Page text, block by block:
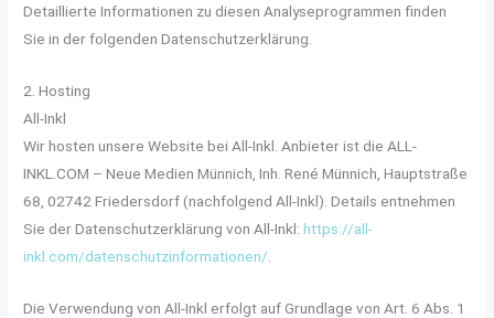
Detaillierte Informationen zu diesen Analyseprogrammen finden
Sie in der folgenden Datenschutzerklärung.
2. Hosting
All-Inkl
Wir hosten unsere Website bei All-Inkl. Anbieter ist die ALL-
INKL.COM – Neue Medien Münnich, Inh. René Münnich, Hauptstraße
68, 02742 Friedersdorf (nachfolgend All-Inkl). Details entnehmen
Sie der Datenschutzerklärung von All-Inkl:https://all-
inkl.com/datenschutzinformationen/
Die Verwendung von All-Inkl erfolgt auf Grundlage von Art. 6 Abs. 1